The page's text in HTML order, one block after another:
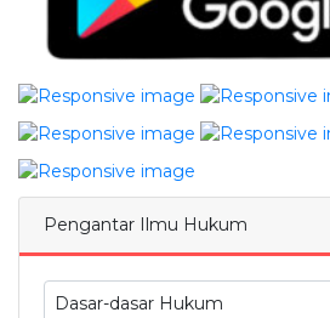
Pengantar Ilmu Hukum
Dasar-dasar Hukum